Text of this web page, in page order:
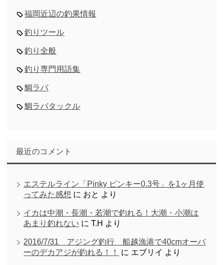
福岡近辺の釣果情報
釣りツール
釣り全般
釣り専門用語集
鯛ラバ
鯛ラバタックル
最近のコメント
エステルライン「Pinky ピンキー0.3号」を1ヶ月使
ってみた感想 に おと より
イカは中潮・長潮・若潮で釣れる！大潮・小潮は
あまり釣れない にT.H より
2016/7/31 アジング釣行 船越漁港で40cmオーバ
ーのデカアジが釣れる！！
に エブリイ より